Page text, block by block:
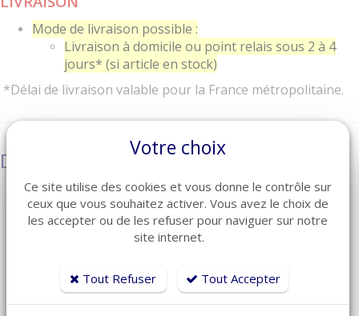
Mode de livraison possible :
Livraison à domicile ou point relais sous 2 à 4
jours* (si article en stock)
*Délai de livraison valable pour la France métropolitaine.
Description
Prise coupe-courant OKIN
ref 3.00.500.008.30 ou 3.00.500.008.00 (identique)
Pour Moteur OKIMAT, OKIDRIVE, DELTADRIVE
Longueur fil = 2.50 m
Idéal pour remplacer une prise HS
Votre choix
Ce site utilise des cookies et vous donne le contrôle sur
ceux que vous souhaitez activer. Vous avez le choix de
les accepter ou de les refuser pour naviguer sur notre
site internet.
Tout Refuser Tout Accepter